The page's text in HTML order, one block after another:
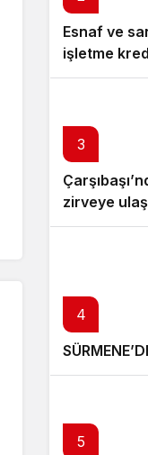
Esnaf ve
işletme
3
zirveye
4
5